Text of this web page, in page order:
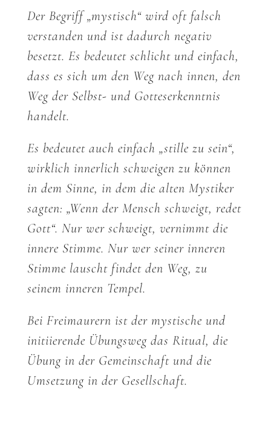
Der Begriff „mystisch“ wird oft falsch
verstanden und ist dadurch negativ
besetzt. Es bedeutet schlicht und einfach,
dass es sich um den Weg nach innen, den
Weg der Selbst- und Gotteserkenntnis
handelt.
Es bedeutet auch einfach „stille zu sein“,
wirklich innerlich schweigen zu können
in dem Sinne, in dem die alten Mystiker
sagten: „Wenn der Mensch schweigt, redet
Gott“. Nur wer schweigt, vernimmt die
innere Stimme. Nur wer seiner inneren
Stimme lauscht findet den Weg, zu
seinem inneren Tempel.
Bei Freimaurern ist der mystische und
initiierende Übungsweg das Ritual, die
Übung in der Gemeinschaft und die
Umsetzung in der Gesellschaft.